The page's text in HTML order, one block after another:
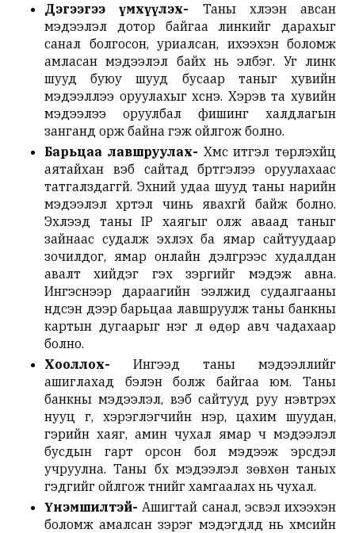
Дэгээгээ үмхүүлэх- Таны хүлээн авсан
мэдээлэл дотор байгаа линкийг дарахыг
санал болгосон, уриалсан, ихээхэн боломж
амласан мэдээлэл байх нь элбэг. Уг линк
шууд буюу шууд бусаар таныг хувийн
мэдээллээ оруулахыг хүснэ. Хэрэв та хувийн
мэдээлээ оруулбал фишинг халдлагын
занганд орж байна гэж ойлгож болно.
Барьцаа лавшруулах- Хүмүүс итгэл төрүүлэхүйц
аятайхан вэб сайтад бүртгэлээ оруулахаас
татгалздаггүй. Эхний удаа шууд таны нарийн
мэдээлэл хүртэл чинь явахгүй байж болно.
Эхлээд таны IP хаягыг олж аваад таныг
зайнаас судалж эхлэх ба ямар сайтуудаар
зочилдог, ямар онлайн дэлгүүрээс худалдан
авалт хийдэг гэх зэргийг мэдэж авна.
Ингэснээр дараагийн ээлжид судалгааны
үндсэн дээр барьцаа лавшруулж таны банкны
картын дугаарыг нэг л өдөр авч чадахаар
болно.
Хооллох- Ингээд таны мэдээллийг
ашиглахад бэлэн болж байгаа юм. Таны
банкны мэдээлэл, вэб сайтууд руу нэвтрэх
нууц үг, хэрэглэгчийн нэр, цахим шуудан,
гэрийн хаяг, амин чухал ямар ч мэдээлэл
бусдын гарт орсон бол мэдээж эрсдэл
учруулна. Таны бүх мэдээлэл зөвхөн таных
гэдгийг ойлгож түүнийг хамгаалах нь чухал.
Үнэмшилтэй-Ашигтай санал, эсвэл ихээхэн
боломж амалсан зэрэг мэдэгдлүүд нь хүмүүсийн